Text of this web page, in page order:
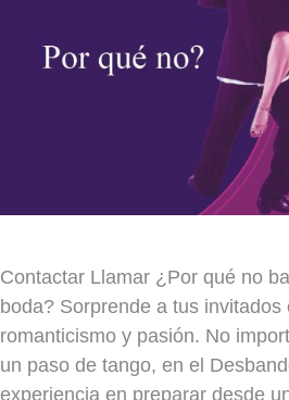
Contactar Llamar ¿Por qué no
boda? Sorprende a tus
romanticismo y pasión. No
un paso de tango, en el
experiencia en preparar desde